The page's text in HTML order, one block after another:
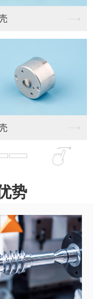
050
190,150
势